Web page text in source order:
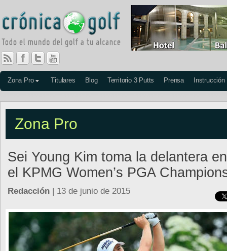
Zona Pro Titulares Blog Territorio 3 Putts Prensa Instrucción
Zona Pro
Sei Young Kim toma la delantera en
el KPMG Women’s PGA
Redacción | 13 de junio de 2015